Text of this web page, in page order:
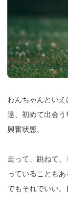
わんちゃんとい
達、初めて出会
興奮状態。
走って、跳ねて
っていることもあ
でもそれでいい